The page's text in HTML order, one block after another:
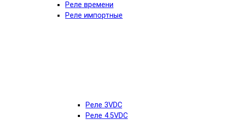
Реле времени
Реле импортные
Реле 3VDC
Реле 4.5VDC